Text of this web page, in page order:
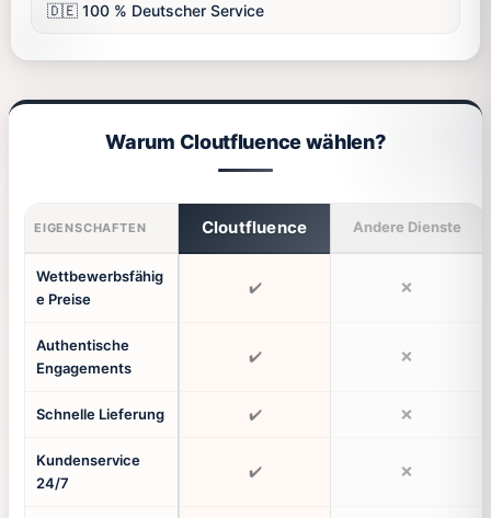
🇩🇪 100 % Deutscher Service
Warum Cloutfluence wählen?
EIGENSCHAFTEN Cloutfluence Andere Dienste
Wettbewerbsfähig
e Preise
✔️ ❌
Authentische
Engagements
✔️ ❌
Schnelle Lieferung ✔️ ❌
Kundenservice
24/7
✔️ ❌